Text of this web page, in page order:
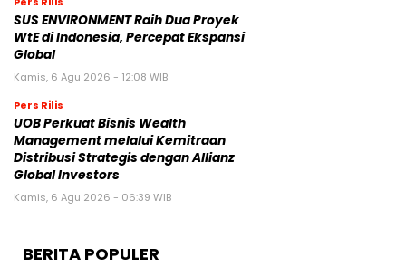
SUS ENVIRONMENT Raih Dua Proyek
WtE di Indonesia, Percepat Ekspansi
Global
Kamis, 6 Agu 2026 - 12:08 WIB
Pers Rilis
UOB Perkuat Bisnis Wealth
Management melalui Kemitraan
Distribusi Strategis dengan Allianz
Global Investors
Kamis, 6 Agu 2026 - 06:39 WIB
BERITA POPULER